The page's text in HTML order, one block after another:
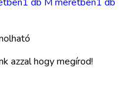
azzal hogy megírod!